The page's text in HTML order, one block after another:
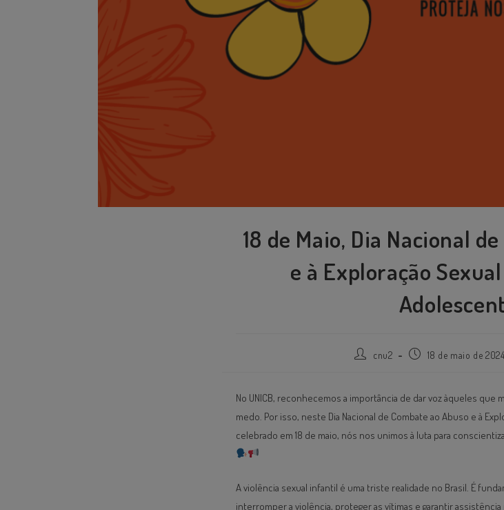
18 de Maio, Dia Nacional
e à Exploração
cnu2 18 de maio de 2024
No UNICB, reconhecemos a importância de dar voz àqueles
medo. Por isso, neste Dia Nacional de Combate ao Abuso e à
celebrado em 18 de maio, nós nos unimos à luta para
A violência sexual infantil é uma triste realidade no Brasil. É
interromper a violência, proteger as vítimas e garantir